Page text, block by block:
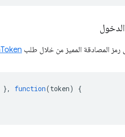
المصادقة المميز من خلال طلب
}, function(token)
{